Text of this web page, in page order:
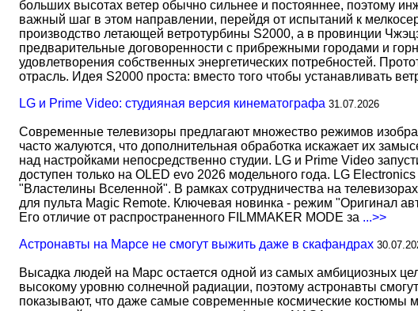
больших высотах ветер обычно сильнее и постояннее, поэтому
важный шаг в этом направлении, перейдя от испытаний к
производство летающей ветротурбины S2000, а в провинции
предварительные договоренности с прибрежными городами и
удовлетворения собственных энергетических потребностей.
отрасль. Идея S2000 проста: вместо того чтобы устанавливать
LG и Prime Video: студияная версия кинематографа 31.07.2026
Современные телевизоры предлагают множество режимов
часто жалуются, что дополнительная обработка искажает их
над настройками непосредственно студии. LG и Prime Video
доступен только на OLED evo 2026 модельного года. LG
"Властелины Вселенной". В рамках сотрудничества на
для пульта Magic Remote. Ключевая новинка - режим "Оригинал
Его отличие от распространенного FILMMAKER MODE за ...>>
Астронавты на Марсе не смогут выжить даже в скафандрах
Высадка людей на Марс остается одной из самых амбициозных
высокому уровню солнечной радиации, поэтому астронавты
показывают, что даже самые современные космические костюмы